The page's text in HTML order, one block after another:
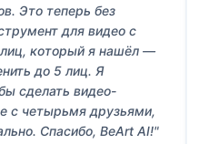
Это теперь без
для видео с
который я нашёл —
до 5 лиц. Я
сделать видео-
с четырьмя друзьями,
Спасибо, BeArt AI!"